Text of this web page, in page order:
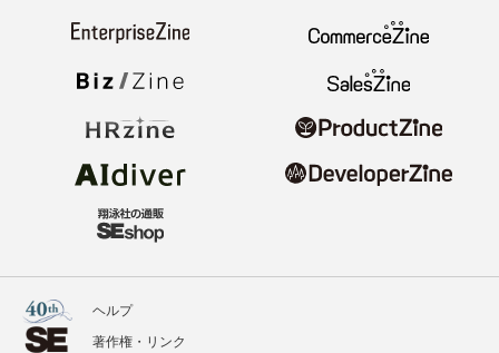
ヘルプ
著作権・リンク